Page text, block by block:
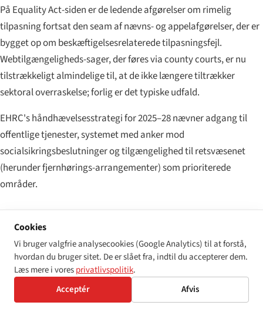
På Equality Act-siden er de ledende afgørelser om rimelig
tilpasning fortsat den seam af nævns- og appelafgørelser, der er
bygget op om beskæftigelsesrelaterede tilpasningsfejl.
Webtilgængeligheds-sager, der føres via county courts, er nu
tilstrækkeligt almindelige til, at de ikke længere tiltrækker
sektoral overraskelse; forlig er det typiske udfald.
EHRC's håndhævelsesstrategi for 2025–28 nævner adgang til
offentlige tjenester, systemet med anker mod
socialsikringsbeslutninger og tilgængelighed til retsvæsenet
(herunder fjernhørings-arrangementer) som prioriterede
områder.
Hvad der kommer i 2026–27
Tre konkrete udviklinger at holde øje med. For det første når
Procurement Act 2023slutningen af sin første fulde
driftscyklus i 2026; Cabinet Office's indkøbspolitiknotater (PPNs)
om tilgængeligheds-bevidst indkøb forventes opdateret. For det
Cookies
Vi bruger valgfrie analysecookies (Google Analytics) til at forstå,
hvordan du bruger sitet. De er slået fra, indtil du accepterer dem.
Læs mere i voresprivatlivspolitik.
Acceptér
Afvis